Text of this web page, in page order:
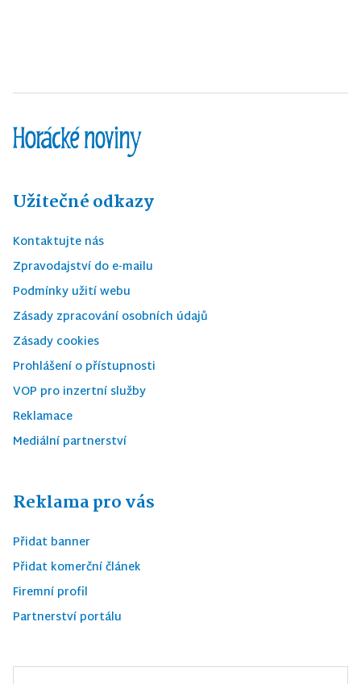
Užitečné odkazy
Kontaktujte nás
Zpravodajství do e-mailu
Podmínky užití webu
Zásady zpracování osobních údajů
Zásady cookies
Prohlášení o přístupnosti
VOP pro inzertní služby
Reklamace
Mediální partnerství
Reklama pro vás
Přidat banner
Přidat komerční článek
Firemní profil
Partnerství portálu